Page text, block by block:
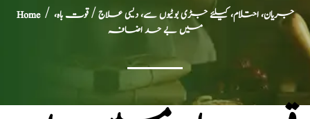
Home/ جریان، احتلام، کیلئے جڑی بوٹیوں سے، دیسی علاج/ قوت باہ،
میں بے حد اضافہ